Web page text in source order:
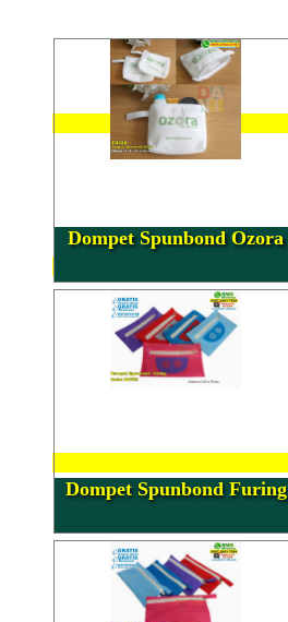
Dompet Spunbond Ozora
Dompet Spunbond Furing